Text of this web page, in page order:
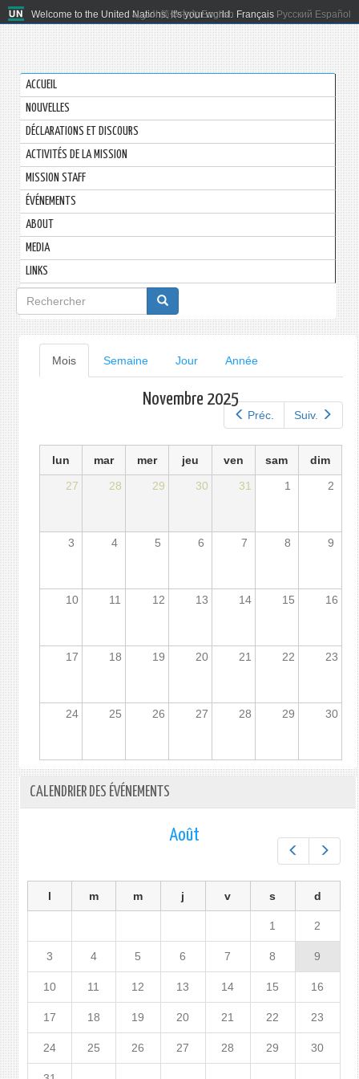
Welcome to the United Nations. It's your world.
العربية 简体中文 English Français Русский Español
ACCUEIL
NOUVELLES
DÉCLARATIONS ET DISCOURS
ACTIVITÉS DE LA MISSION
MISSION STAFF
ÉVÉNEMENTS
ABOUT
MEDIA
LINKS
Formulaire
de
recherche
Onglets
principaux
Mois(onglet
actif)
Semaine Jour Année
Préc. Suiv.
Novembre 2025
lun mar mer jeu ven sam
dim
27
28 29 30 31 1 2
3 4 5 6 7 8 9
10 11 12 13 14 15 16
17 18 19 20 21 22 23
24 25 26 27 28 29 30
CALENDRIER DES ÉVÉNEMENTS
Préc.
Août
l m m j v s d
1 2
3 4 5 6 7 8 9
10 11 12 13 14 15 16
17 18 19 20 21 22 23
24 25 26 27 28 29 30